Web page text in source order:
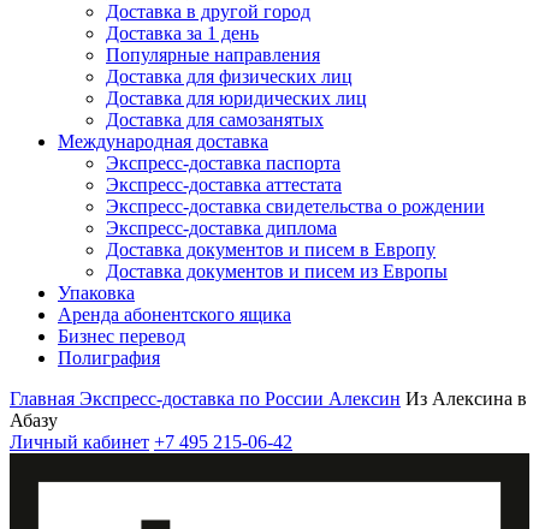
Доставка в другой город
Доставка за 1 день
Популярные направления
Доставка для физических лиц
Доставка для юридических лиц
Доставка для самозанятых
Международная доставка
Экспресс-доставка паспорта
Экспресс-доставка аттестата
Экспресс-доставка свидетельства о рождении
Экспресс-доставка диплома
Доставка документов и писем в Европу
Доставка документов и писем из Европы
Упаковка
Аренда абонентского ящика
Бизнес перевод
Полиграфия
Главная Экспресс-доставка по России Алексин Из Алексина в
Абазу
Личный кабинет +7 495 215-06-42